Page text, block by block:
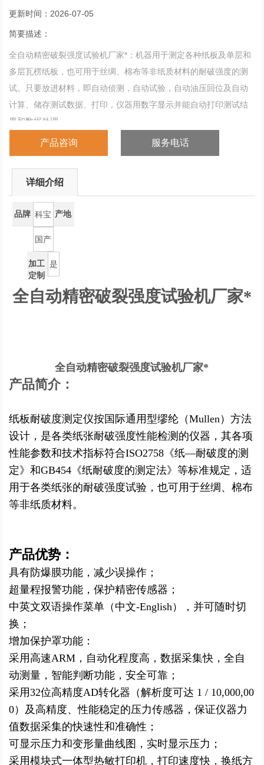
更新时间：2026-07-05
简要描述：
全自动精密破裂强度试验机厂家*：机器用于测定各种纸板及单层和
多层瓦楞纸板，也可用于丝绸、棉布等非纸质材料的耐破强度的测
试。只要放进材料，即自动侦测，自动试验，自动油压回位及自动
计算、储存测试数据、打印，仪器用数字显示并能自动打印测试结
果和数据处理。
产品咨询 服务电话
详细介绍
品牌 科宝 产地
国产
加工
定制
是
全自动精密破裂强度试验机厂家*
全自动精密破裂强度试验机厂家*
产品简介：
纸板耐破度测定仪按国际通用型缪纶（Mullen）方法
设计，是各类纸张耐破强度性能检测的仪器，其各项
性能参数和技术指标符合ISO2758《纸—耐破度的测
定》和GB454《纸耐破度的测定法》等标准规定，适
用于各类纸张的耐破强度试验，也可用于丝绸、棉布
等非纸质材料。
产品优势：
具有防爆膜功能，减少误操作；
超量程报警功能，保护精密传感器；
中英文双语操作菜单（中文-English），并可随时切
换；
增加保护罩功能：
采用高速ARM，自动化程度高，数据采集快，全自
动测量，智能判断功能，安全可靠；
采用32位高精度AD转化器（解析度可达 1 / 10,000,00
0）及高精度、性能稳定的压力传感器，保证仪器力
值数据采集的快速性和准确性；
可显示压力和变形量曲线图，实时显示压力；
采用模块式一体型热敏打印机，打印速度快，换纸方